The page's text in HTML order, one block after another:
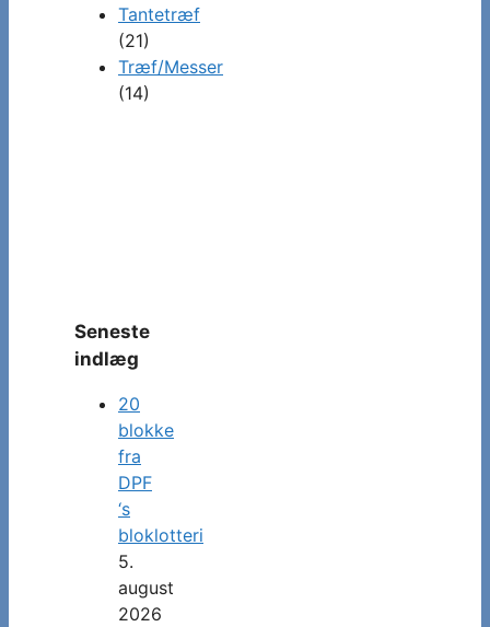
Tantetræf
(21)
Træf/Messer
(14)
Seneste
indlæg
20
blokke
fra
DPF
‘s
bloklotteri
5.
august
2026